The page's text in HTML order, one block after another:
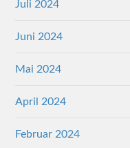
Juli 2024
Juni 2024
Mai 2024
April 2024
Februar 2024